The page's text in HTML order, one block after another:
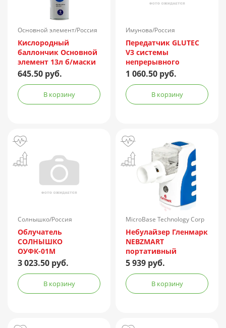
Основной элемент/Россия
Кислородный
баллончик Основной
элемент 13л б/маски
645.50 руб.
В корзину
Имунова/Россия
Передатчик GLUTEC
V3 системы
непрерывного
мониторинга
1 060.50 руб.
В корзину
Солнышко/Россия
Облучатель
СОЛНЫШКО
ОУФК-01М
3 023.50 руб.
В корзину
MicroBase Technology Corp
Небулайзер Гленмарк
NEBZMART
портативный
MBPN002
5 939 руб.
В корзину